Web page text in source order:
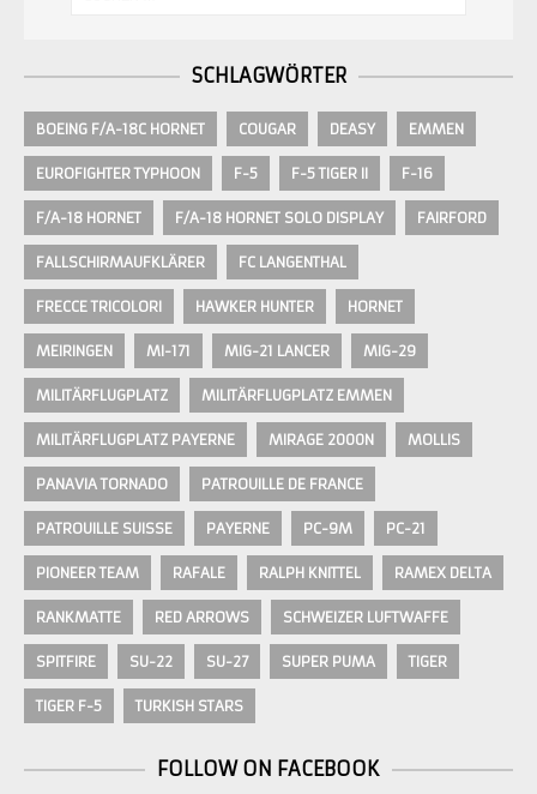
SCHLAGWÖRTER
BOEING F/A-18C HORNET COUGAR DEASY EMMEN
EUROFIGHTER TYPHOON F-5 F-5 TIGER II F-16
F/A-18 HORNET F/A-18 HORNET SOLO DISPLAY FAIRFORD
FALLSCHIRMAUFKLÄRER FC LANGENTHAL
FRECCE TRICOLORI HAWKER HUNTER HORNET
MEIRINGEN MI-171 MIG-21 LANCER MIG-29
MILITÄRFLUGPLATZ MILITÄRFLUGPLATZ EMMEN
MILITÄRFLUGPLATZ PAYERNE MIRAGE 2000N MOLLIS
PANAVIA TORNADO PATROUILLE DE FRANCE
PATROUILLE SUISSE PAYERNE PC-9M PC-21
PIONEER TEAM RAFALE RALPH KNITTEL RAMEX DELTA
RANKMATTE RED ARROWS SCHWEIZER LUFTWAFFE
SPITFIRE SU-22 SU-27 SUPER PUMA TIGER
TIGER F-5 TURKISH STARS
FOLLOW ON FACEBOOK